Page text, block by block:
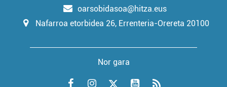
oarsobidasoa@hitza.eus
Nafarroa etorbidea 26, Errenteria-Orereta 20100
Nor gara